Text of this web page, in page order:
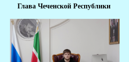
Глава Чеченской Республики